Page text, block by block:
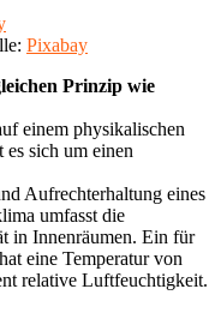
Pixabay
Prinzip wie
einem physikalischen
sich um einen
Aufrechterhaltung eines
umfasst die
in Innenräumen. Ein für
eine Temperatur von
relative Luftfeuchtigkeit.